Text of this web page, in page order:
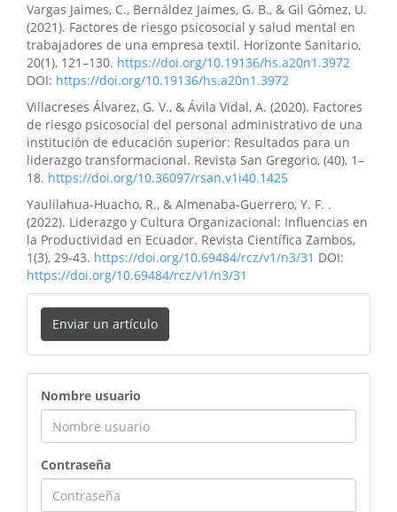
Vargas Jaimes, C., Bernáldez Jaimes, G. B., & Gil Gómez, U.
(2021). Factores de riesgo psicosocial y salud mental en
trabajadores de una empresa textil. Horizonte Sanitario,
20(1), 121–130. https://doi.org/10.19136/hs.a20n1.3972
DOI: https://doi.org/10.19136/hs.a20n1.3972
Villacreses Álvarez, G. V., & Ávila Vidal, A. (2020). Factores
de riesgo psicosocial del personal administrativo de una
institución de educación superior: Resultados para un
liderazgo transformacional. Revista San Gregorio, (40), 1–
18. https://doi.org/10.36097/rsan.v1i40.1425
Yaulilahua-Huacho, R., & Almenaba-Guerrero, Y. F. .
(2022). Liderazgo y Cultura Organizacional: Influencias en
la Productividad en Ecuador. Revista Científica Zambos,
1(3), 29-43. https://doi.org/10.69484/rcz/v1/n3/31 DOI:
https://doi.org/10.69484/rcz/v1/n3/31
Enviar un artículo
ingreso
Nombre usuario
Contraseña